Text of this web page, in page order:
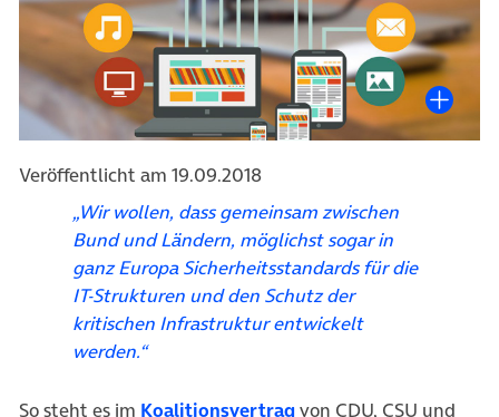
Veröffentlicht am 19.09.2018
„Wir wollen, dass gemeinsam zwischen
Bund und Ländern, möglichst sogar in
ganz Europa Sicherheitsstandards für die
IT-Strukturen und den Schutz der
kritischen Infrastruktur entwickelt
werden.“
So steht es im Koalitionsvertrag(öffnet in neuem Tab)
von CDU, CSU und